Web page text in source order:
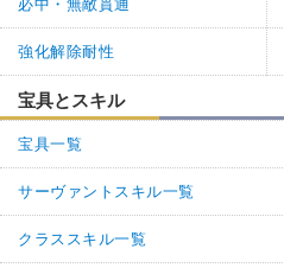
必中・無敵貫通
強化解除耐性
宝具とスキル
宝具一覧
サーヴァントスキル一覧
クラススキル一覧